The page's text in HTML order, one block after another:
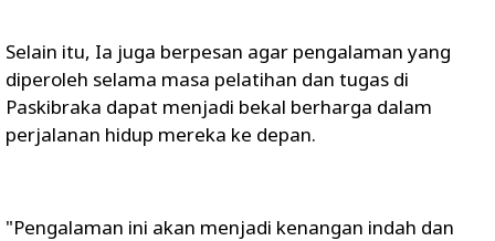
Selain itu, Ia juga berpesan agar pengalaman yang
diperoleh selama masa pelatihan dan tugas di
Paskibraka dapat menjadi bekal berharga dalam
perjalanan hidup mereka ke depan.
"Pengalaman ini akan menjadi kenangan indah dan